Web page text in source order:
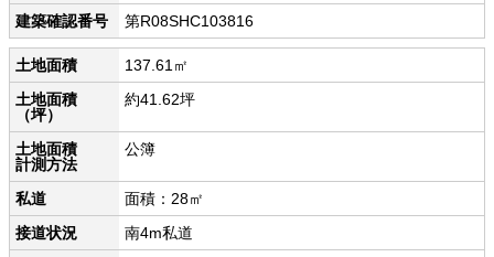
建築確認番号
第R08SHC103816
土地面積
137.61㎡
土地面積
（坪）
約41.62坪
土地面積
計測方法
公簿
私道
面積：28㎡
接道状況
南4m私道